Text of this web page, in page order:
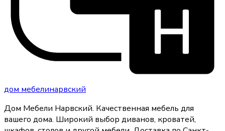
дом мебелинарвский
Дом Мебели Нарвский. Качественная мебель для
вашего дома. Широкий выбор диванов, кроватей,